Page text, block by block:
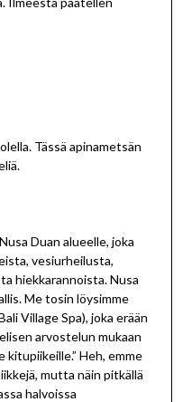
Tässä apinametsän
Duan alueelle, joka
vesiurheilusta,
hiekkarannoista. Nusa
Me tosin löysimme
Village Spa), joka erään
arvostelun mukaan
kitupiikeille.” Heh, emme
mutta näin pitkällä
halvoissa